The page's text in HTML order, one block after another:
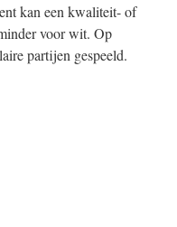
kan een kwaliteit- of
voor wit. Op
partijen gespeeld.